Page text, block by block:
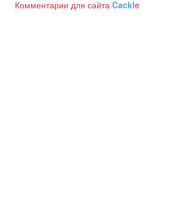
Комментарии для сайта Cackle